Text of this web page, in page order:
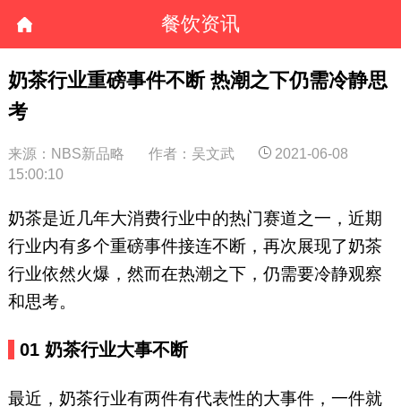
餐饮资讯
奶茶行业重磅事件不断 热潮之下仍需冷静思
考
来源：NBS新品略 作者：吴文武
2021-06-08
15:00:10
奶茶是近几年大消费行业中的热门赛道之一，近期
行业内有多个重磅事件接连不断，再次展现了奶茶
行业依然火爆，然而在热潮之下，仍需要冷静观察
和思考。
01 奶茶行业大事不断
最近，奶茶行业有两件有代表性的大事件，一件就